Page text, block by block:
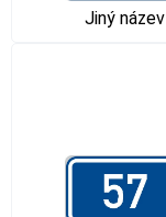
Jiný název